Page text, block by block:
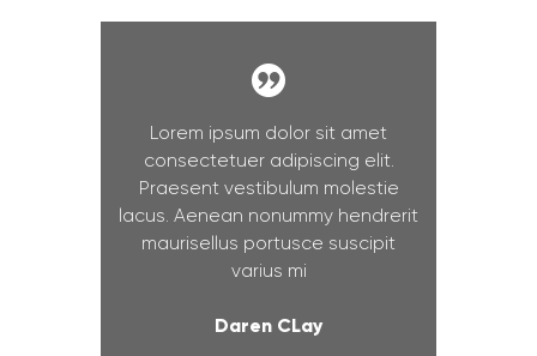
Lorem ipsum dolor sit amet
consectetuer adipiscing elit.
Praesent vestibulum molestie
lacus. Aenean nonummy hendrerit
maurisellus portusce suscipit
varius mi
Daren CLay